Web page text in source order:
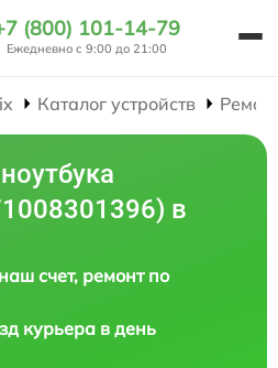
(800) 101-14-79
Ежедневно с 9:00 до 21:00
Каталог устройств
в
счет, ремонт по
курьера в день